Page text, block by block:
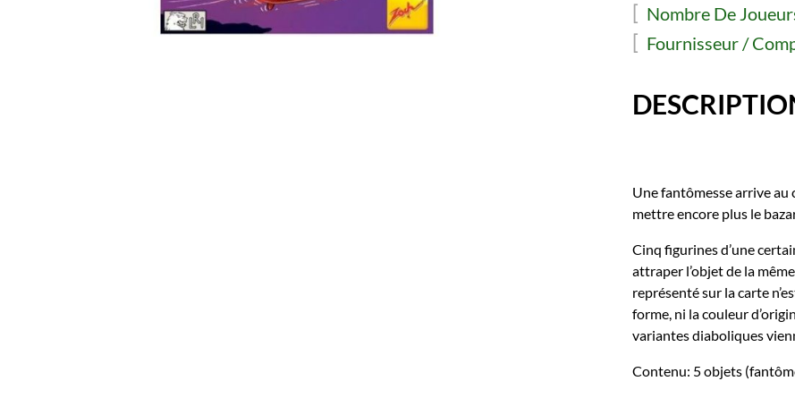
Nombre De
Fournisseur /
Une fantômesse arrive au
mettre encore plus le
Cinq figurines d’une
attraper l’objet de la
représenté sur la carte
forme, ni la couleur
variantes diaboliques
Contenu: 5 objets